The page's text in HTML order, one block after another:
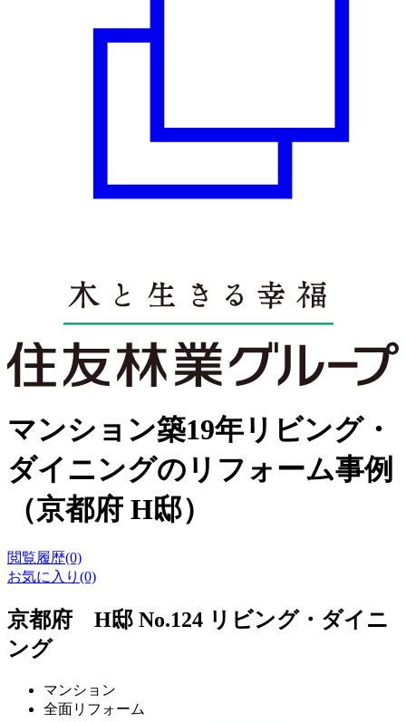
マンション築19年リビング・
ダイニングのリフォーム事例
（京都府 H邸）
閲覧履歴(0)
お気に入り(0)
京都府 H邸 No.124 リビング・ダイニ
ング
マンション
全面リフォーム